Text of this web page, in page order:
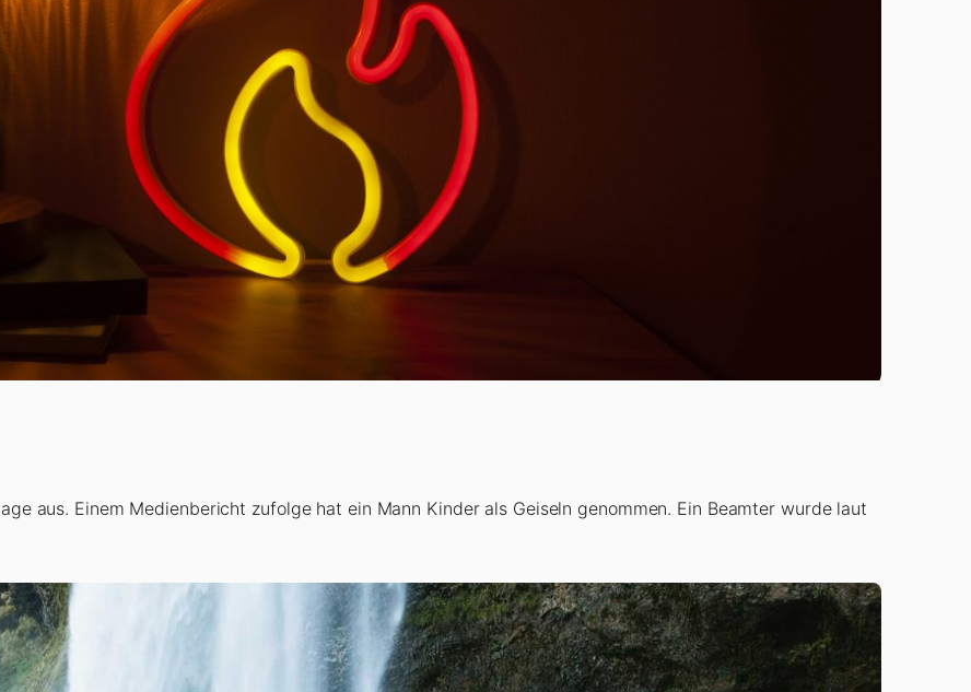
aus. Einem Medienbericht zufolge hat ein Mann Kinder als Geiseln genommen. Ein Beamter wurde laut